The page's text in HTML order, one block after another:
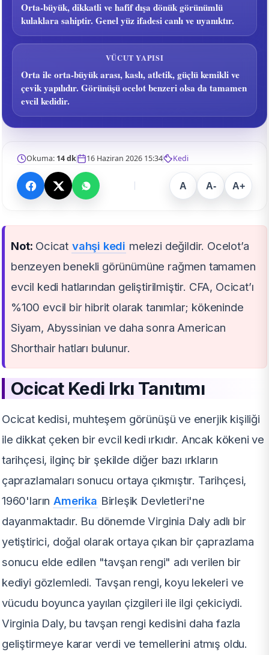
Orta-büyük, dikkatli ve hafif dışa dönük görünümlü
kulaklara sahiptir. Genel yüz ifadesi canlı ve uyanıktır.
VÜCUT YAPISI
Orta ile orta-büyük arası, kaslı, atletik, güçlü kemikli ve
çevik yapılıdır. Görünüşü ocelot benzeri olsa da tamamen
evcil kedidir.
Okuma: 14 dk 16 Haziran 2026 15:34 Kedi
A A- A+
Not: Ocicat vahşi kedi melezi değildir. Ocelot’a
benzeyen benekli görünümüne rağmen tamamen
evcil kedi hatlarından geliştirilmiştir. CFA, Ocicat’ı
%100 evcil bir hibrit olarak tanımlar; kökeninde
Siyam, Abyssinian ve daha sonra American
Shorthair hatları bulunur.
Ocicat Kedi Irkı Tanıtımı
Ocicat kedisi, muhteşem görünüşü ve enerjik kişiliği
ile dikkat çeken bir evcil kedi ırkıdır. Ancak kökeni ve
tarihçesi, ilginç bir şekilde diğer bazı ırkların
çaprazlamaları sonucu ortaya çıkmıştır. Tarihçesi,
1960'ların Amerika Birleşik Devletleri'ne
dayanmaktadır. Bu dönemde Virginia Daly adlı bir
yetiştirici, doğal olarak ortaya çıkan bir çaprazlama
sonucu elde edilen "tavşan rengi" adı verilen bir
kediyi gözlemledi. Tavşan rengi, koyu lekeleri ve
vücudu boyunca yayılan çizgileri ile ilgi çekiciydi.
Virginia Daly, bu tavşan rengi kedisini daha fazla
geliştirmeye karar verdi ve temellerini atmış oldu.